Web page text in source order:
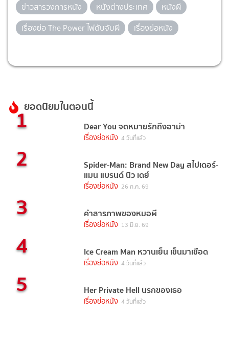
ข่าวสารวงการหนัง
หนังต่างประเทศ
หนังผี
เรื่องย่อ The Power ไฟดับจับผี
เรื่องย่อหนัง
ยอดนิยมในตอนนี้
1 Dear You จดหมายรักถึงอาม่า
เรื่องย่อหนัง 4 วันที่แล้ว
2 Spider-Man: Brand New Day สไปเดอร์-
แมน แบรนด์ นิว เดย์
เรื่องย่อหนัง 26 ก.ค. 69
3 คำสารภาพของหมอผี
เรื่องย่อหนัง 13 มิ.ย. 69
4 Ice Cream Man หวานเย็น เข็นมาเชือด
เรื่องย่อหนัง 4 วันที่แล้ว
5 Her Private Hell นรกของเธอ
เรื่องย่อหนัง 4 วันที่แล้ว